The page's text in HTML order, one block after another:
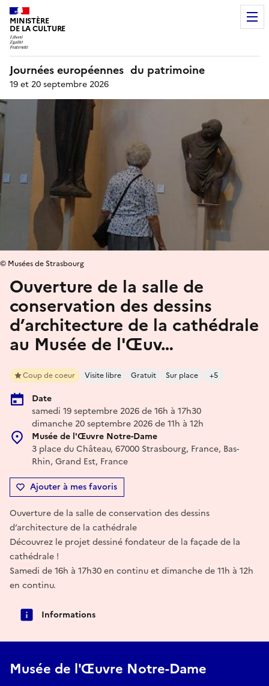
MINISTÈRE
DE LA CULTURE
Journées européennes du patrimoine
19 et 20 septembre 2026
Ouverture de la salle de
conservation des dessins
d’architecture de la cathédrale
au Musée de l'Œuv…
Coup de coeur Visite libre Gratuit Sur place +5
Date
samedi 19 septembre 2026 de 16h à 17h30
dimanche 20 septembre 2026 de 11h à 12h
Musée de l'Œuvre Notre-Dame
3 place du Château, 67000 Strasbourg, France, Bas-
Rhin, Grand Est, France
Ajouter à mes favoris
© Musées de Strasbourg
Ouverture de la salle de conservation des dessins
d’architecture de la cathédrale
Découvrez le projet dessiné fondateur de la façade de la
cathédrale !
Samedi de 16h à 17h30 en continu et dimanche de 11h à 12h
en continu.
Informations
Musée de l'Œuvre Notre-Dame